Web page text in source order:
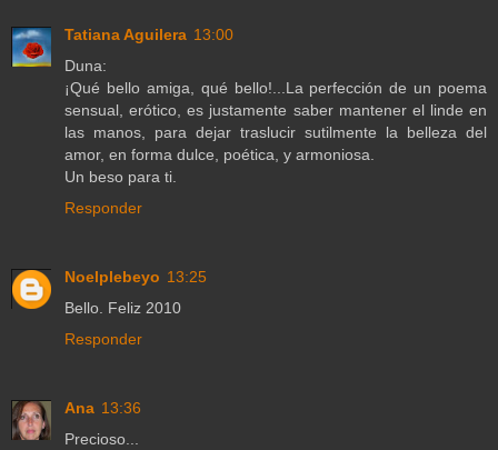
Tatiana Aguilera 13:00
Duna:
¡Qué bello amiga, qué bello!...La perfección de un poema
sensual, erótico, es justamente saber mantener el linde en
las manos, para dejar traslucir sutilmente la belleza del
amor, en forma dulce, poética, y armoniosa.
Un beso para ti.
Responder
Noelplebeyo 13:25
Bello. Feliz 2010
Responder
Ana 13:36
Precioso...